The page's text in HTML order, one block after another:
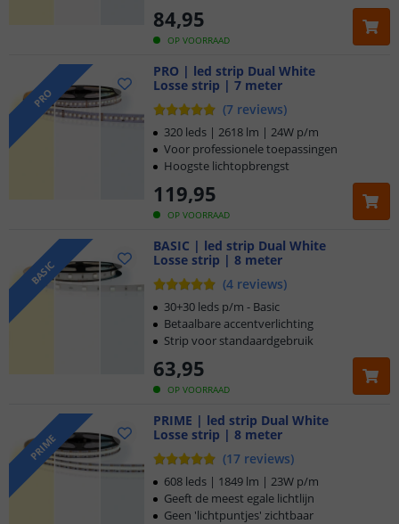
OP VOORRAAD
84,95
PRO
PRO | led strip Dual White
Losse strip | 7 meter
(7 reviews)
OP VOORRAAD
119,95
320 leds | 2618 lm | 24W p/m
Voor professionele toepassingen
Hoogste lichtopbrengst
BASIC
BASIC | led strip Dual White
Losse strip | 8 meter
(4 reviews)
OP VOORRAAD
63,95
30+30 leds p/m - Basic
Betaalbare accentverlichting
Strip voor standaardgebruik
PRIME
PRIME | led strip Dual White
Losse strip | 8 meter
(17 reviews)
608 leds | 1849 lm | 23W p/m
Geeft de meest egale lichtlijn
Geen 'lichtpuntjes' zichtbaar